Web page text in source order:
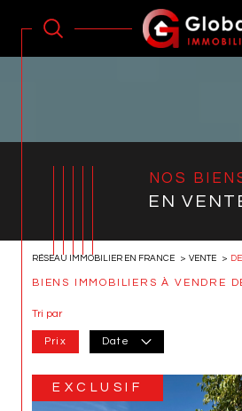
NOS
EN
RÉSEAU IMMOBILIER EN FRANCE VENTE
BIENS IMMOBILIERS À VENDRE
Tri par
Prix Date
EXCLUSIF